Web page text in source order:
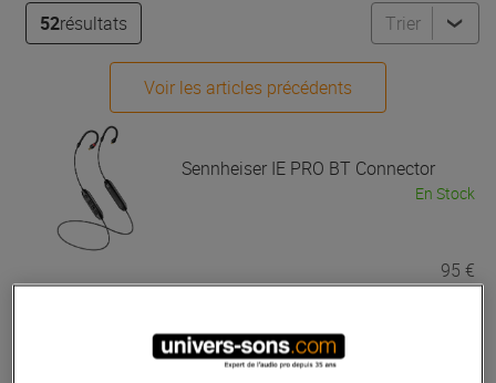
52résultats Trier
Voir les articles précédents
Sennheiser IE PRO BT Connector
En Stock
95 €
SennheiserHD 300 PROtect